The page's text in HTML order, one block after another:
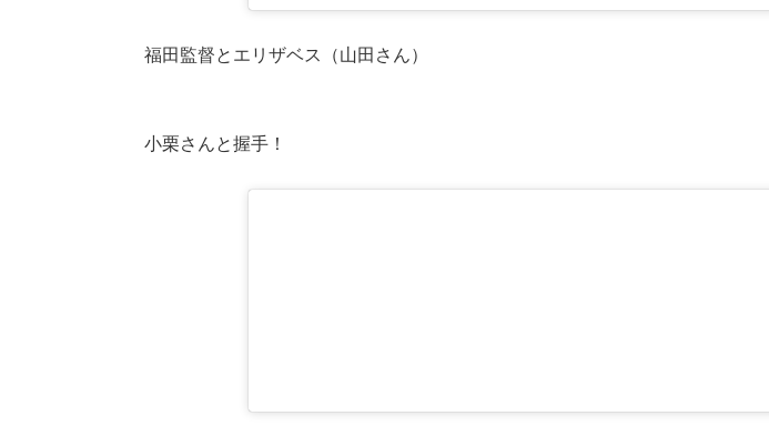
福田監督とエリザベス（山田さん）
小栗さんと握手！